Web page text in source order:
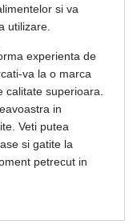
si va
utilizare.
experienta de
va la o marca
superioara.
in
Veti putea
si gatite la
petrecut in